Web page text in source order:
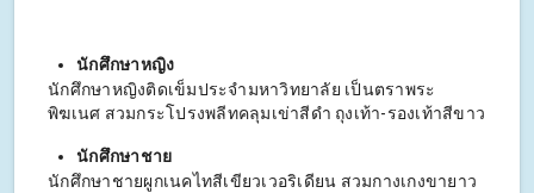
นักศึกษาหญิง
นักศึกษาหญิงติดเข็มประจำมหาวิทยาลัย เป็นตราพระ
พิฆเนศ สวมกระโปรงพลีทคลุมเข่าสีดำ ถุงเท้า-รองเท้าสีขาว
นักศึกษาชาย
นักศึกษาชายผูกเนคไทสีเขียวเวอริเดียน สวมกางเกงขายาว